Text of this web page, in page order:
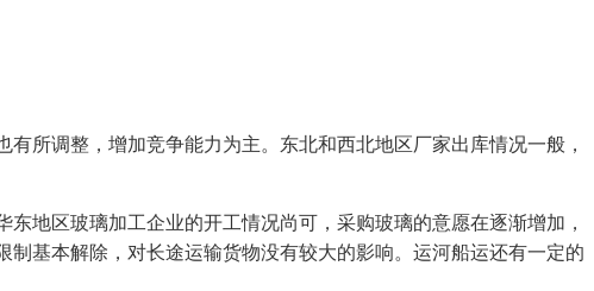
调整，增加竞争能力为主。东北和西北地区厂家出库情况一般，
区玻璃加工企业的开工情况尚可，采购玻璃的意愿在逐渐增加，
基本解除，对长途运输货物没有较大的影响。运河船运还有一定的